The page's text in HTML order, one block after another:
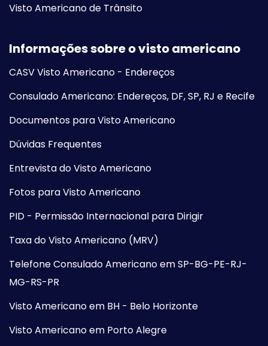
Visto Americano de Trânsito
Informações sobre o visto americano
CASV Visto Americano - Endereços
Consulado Americano: Endereços, DF, SP, RJ e Recife
Documentos para Visto Americano
Dúvidas Frequentes
Entrevista do Visto Americano
Fotos para Visto Americano
PID - Permissão Internacional para Dirigir
Taxa do Visto Americano (MRV)
Telefone Consulado Americano em SP-BG-PE-RJ-
MG-RS-PR
Visto Americano em BH - Belo Horizonte
Visto Americano em Porto Alegre